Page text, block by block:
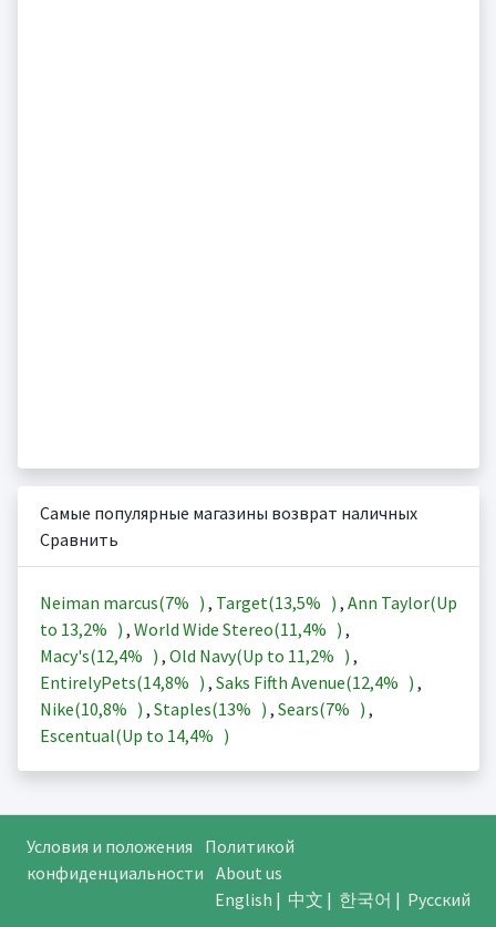
Самые популярные магазины возврат наличных
Сравнить
Neiman marcus(7% ) , Target(13,5% ) , Ann Taylor(Up
to 13,2% ) , World Wide Stereo(11,4% ) ,
Macy's(12,4% ) , Old Navy(Up to 11,2% ) ,
EntirelyPets(14,8% ) , Saks Fifth Avenue(12,4% ) ,
Nike(10,8% ) , Staples(13% ) , Sears(7% ) ,
Escentual(Up to 14,4% )
Условия и положения
Политикой
конфиденциальности About us
English | 中文 | 한국어 | Русский